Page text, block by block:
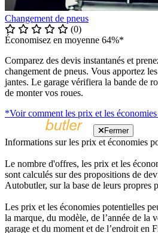
Changement de pneus
(0)
Économisez en moyenne 64%*
Comparez des devis instantanés et
changement de pneus. Vous apportez
jantes. Le garage vérifiera la bande de
de monter vos roues.
*Voir comment les prix et les
Fermer
Informations sur les prix et économies
Le nombre d'offres, les prix et les
sont calculés sur des propositions de
Autobutler, sur la base de leurs propres
Les prix et les économies potentielles
la marque, du modèle, de l’année de la
garage et du moment et de l’endroit en